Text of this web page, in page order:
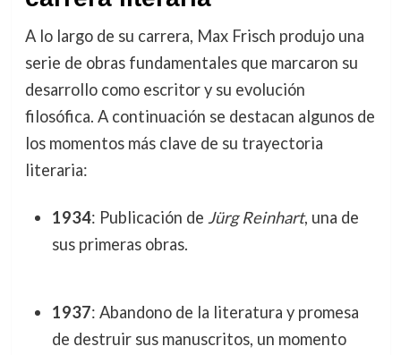
A lo largo de su carrera, Max Frisch produjo una
serie de obras fundamentales que marcaron su
desarrollo como escritor y su evolución
filosófica. A continuación se destacan algunos de
los momentos más clave de su trayectoria
literaria:
1934: Publicación de Jürg Reinhart, una de
sus primeras obras.
1937: Abandono de la literatura y promesa
de destruir sus manuscritos, un momento